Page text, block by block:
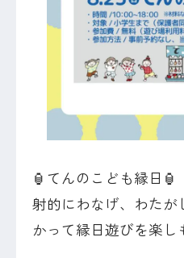
🏮てんのこども縁日🏮
射的にわなげ、わたが
かって縁日遊びを楽し